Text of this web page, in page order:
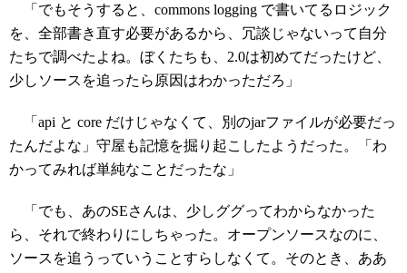
「でもそうすると、commons logging で書いてるロジック
を、全部書き直す必要があるから、冗談じゃないって自分
たちで調べたよね。ぼくたちも、2.0は初めてだったけど、
少しソースを追ったら原因はわかっただろ」
「api と core だけじゃなくて、別のjarファイルが必要だっ
たんだよな」守屋も記憶を掘り起こしたようだった。「わ
かってみれば単純なことだったな」
「でも、あのSEさんは、少しググってわからなかった
ら、それで終わりにしちゃった。オープンソースなのに、
ソースを追うっていうことすらしなくて。そのとき、ああ